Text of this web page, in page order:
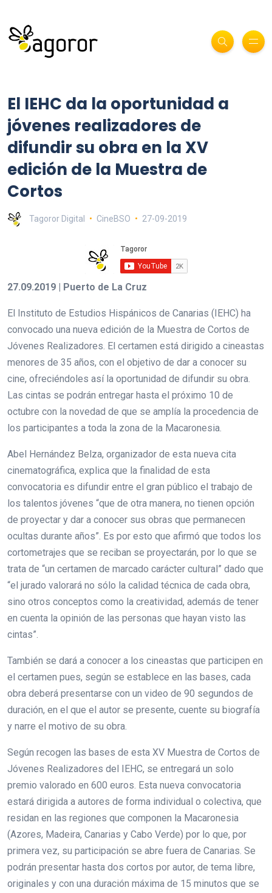
El IEHC da la oportunidad a
jóvenes realizadores de
difundir su obra en la XV
edición de la Muestra de
Cortos
Tagoror Digital CineBSO 27-09-2019
27.09.2019 | Puerto de La Cruz
El Instituto de Estudios Hispánicos de Canarias (IEHC) ha
convocado una nueva edición de la Muestra de Cortos de
Jóvenes Realizadores. El certamen está dirigido a cineastas
menores de 35 años, con el objetivo de dar a conocer su
cine, ofreciéndoles así la oportunidad de difundir su obra.
Las cintas se podrán entregar hasta el próximo 10 de
octubre con la novedad de que se amplía la procedencia de
los participantes a toda la zona de la Macaronesia.
Abel Hernández Belza, organizador de esta nueva cita
cinematográfica, explica que la finalidad de esta
convocatoria es difundir entre el gran público el trabajo de
los talentos jóvenes “que de otra manera, no tienen opción
de proyectar y dar a conocer sus obras que permanecen
ocultas durante años”. Es por esto que afirmó que todos los
cortometrajes que se reciban se proyectarán, por lo que se
trata de “un certamen de marcado carácter cultural” dado que
“el jurado valorará no sólo la calidad técnica de cada obra,
sino otros conceptos como la creatividad, además de tener
en cuenta la opinión de las personas que hayan visto las
cintas”.
También se dará a conocer a los cineastas que participen en
el certamen pues, según se establece en las bases, cada
obra deberá presentarse con un video de 90 segundos de
duración, en el que el autor se presente, cuente su biografía
y narre el motivo de su obra.
Según recogen las bases de esta XV Muestra de Cortos de
Jóvenes Realizadores del IEHC, se entregará un solo
premio valorado en 600 euros. Esta nueva convocatoria
estará dirigida a autores de forma individual o colectiva, que
residan en las regiones que componen la Macaronesia
(Azores, Madeira, Canarias y Cabo Verde) por lo que, por
primera vez, su participación se abre fuera de Canarias. Se
podrán presentar hasta dos cortos por autor, de tema libre,
originales y con una duración máxima de 15 minutos que se